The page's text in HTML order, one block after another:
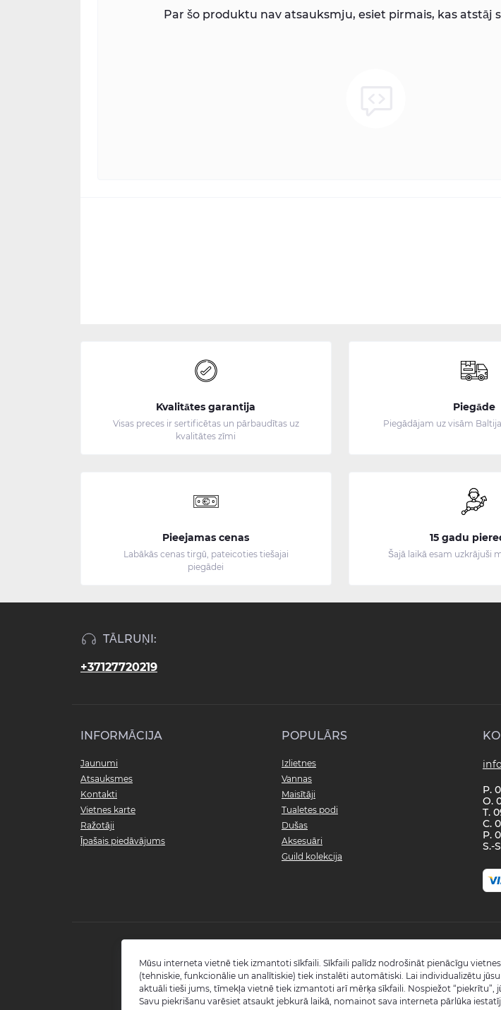
Par šo produktu nav atsauksmju, esiet pirmais, kas atstāj
Kvalitātes garantija
Visas preces ir sertificētas un pārbaudītas uz
kvalitātes zīmi
Piegāde
Piegādājam uz visām
Pieejamas cenas
Labākās cenas tirgū, pateicoties tiešajai
piegādei
15 gadu
Šajā laikā esam uzkrājuši
TĀLRUŅI:
+37127720219
INFORMĀCIJA
Jaunumi
Atsauksmes
Kontakti
Vietnes karte
Ražotāji
Īpašais piedāvājums
POPULĀRS
Izlietnes
Vannas
Maisītāji
Tualetes podi
Dušas
Aksesuāri
Guild kolekcija
P.
O.
T.
C.
P.
S.-
Reģistrācijas numurs:
Visas cenas norādītas
Šo vietni izstrādāja «
Mūsu interneta vietnē tiek izmantoti sīkfaili. Sīkfaili palīdz nodrošināt pienācīgu
(tehniskie, funkcionālie un analītiskie) tiek instalēti automātiski. Lai individualizētu
aktuāli tieši jums, tīmekļa vietnē tiek izmantoti arī mērķa sīkfaili. Nospiežot “piekrītu”,
Savu piekrišanu varēsiet atsaukt jebkurā laikā, nomainot sava interneta pārlūka